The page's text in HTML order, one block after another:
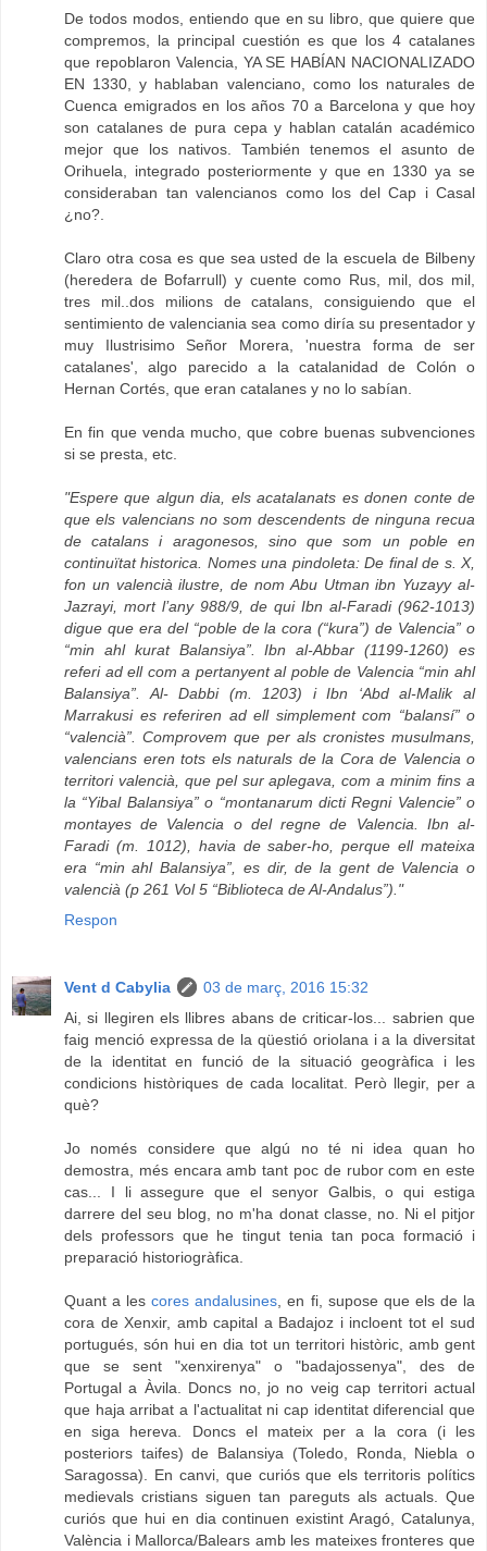
De todos modos, entiendo que en su libro, que quiere que
compremos, la principal cuestión es que los 4 catalanes
que repoblaron Valencia, YA SE HABÍAN NACIONALIZADO
EN 1330, y hablaban valenciano, como los naturales de
Cuenca emigrados en los años 70 a Barcelona y que hoy
son catalanes de pura cepa y hablan catalán académico
mejor que los nativos. También tenemos el asunto de
Orihuela, integrado posteriormente y que en 1330 ya se
consideraban tan valencianos como los del Cap i Casal
¿no?.
Claro otra cosa es que sea usted de la escuela de Bilbeny
(heredera de Bofarrull) y cuente como Rus, mil, dos mil,
tres mil..dos milions de catalans, consiguiendo que el
sentimiento de valenciania sea como diría su presentador y
muy Ilustrisimo Señor Morera, 'nuestra forma de ser
catalanes', algo parecido a la catalanidad de Colón o
Hernan Cortés, que eran catalanes y no lo sabían.
En fin que venda mucho, que cobre buenas subvenciones
si se presta, etc.
"Espere que algun dia, els acatalanats es donen conte de
que els valencians no som descendents de ninguna recua
de catalans i aragonesos, sino que som un poble en
continuïtat historica. Nomes una pindoleta: De final de s. X,
fon un valencià ilustre, de nom Abu Utman ibn Yuzayy al-
Jazrayi, mort l’any 988/9, de qui Ibn al-Faradi (962-1013)
digue que era del “poble de la cora (“kura”) de Valencia” o
“min ahl kurat Balansiya”. Ibn al-Abbar (1199-1260) es
referi ad ell com a pertanyent al poble de Valencia “min ahl
Balansiya”. Al- Dabbi (m. 1203) i Ibn ‘Abd al-Malik al
Marrakusi es referiren ad ell simplement com “balansí” o
“valencià”. Comprovem que per als cronistes musulmans,
valencians eren tots els naturals de la Cora de Valencia o
territori valencià, que pel sur aplegava, com a minim fins a
la “Yibal Balansiya” o “montanarum dicti Regni Valencie” o
montayes de Valencia o del regne de Valencia. Ibn al-
Faradi (m. 1012), havia de saber-ho, perque ell mateixa
era “min ahl Balansiya”, es dir, de la gent de Valencia o
valencià (p 261 Vol 5 “Biblioteca de Al-Andalus”)."
Respon
Vent d Cabylia
03 de març, 2016 15:32
Ai, si llegiren els llibres abans de criticar-los... sabrien que
faig menció expressa de la qüestió oriolana i a la diversitat
de la identitat en funció de la situació geogràfica i les
condicions històriques de cada localitat. Però llegir, per a
què?
Jo només considere que algú no té ni idea quan ho
demostra, més encara amb tant poc de rubor com en este
cas... I li assegure que el senyor Galbis, o qui estiga
darrere del seu blog, no m'ha donat classe, no. Ni el pitjor
dels professors que he tingut tenia tan poca formació i
preparació historiogràfica.
Quant a lescores andalusines, en fi, supose que els de la
cora de Xenxir, amb capital a Badajoz i incloent tot el sud
portugués, són hui en dia tot un territori històric, amb gent
que se sent "xenxirenya" o "badajossenya", des de
Portugal a Àvila. Doncs no, jo no veig cap territori actual
que haja arribat a l'actualitat ni cap identitat diferencial que
en siga hereva. Doncs el mateix per a la cora (i les
posteriors taifes) de Balansiya (Toledo, Ronda, Niebla o
Saragossa). En canvi, que curiós que els territoris polítics
medievals cristians siguen tan pareguts als actuals. Que
curiós que hui en dia continuen existint Aragó, Catalunya,
València i Mallorca/Balears amb les mateixes fronteres que